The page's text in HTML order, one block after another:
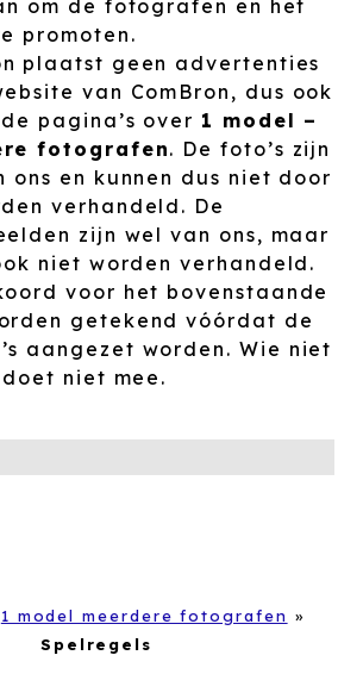
om de fotografen en het
promoten.
plaatst geen advertenties
van ComBron, dus ook
pagina’s over 1 model –
fotografen. De foto’s zijn
ons en kunnen dus niet door
verhandeld. De
zijn wel van ons, maar
niet worden verhandeld.
voor het bovenstaande
getekend vóórdat de
aangezet worden. Wie niet
niet mee.
1 model meerdere fotografen »
Spelregels